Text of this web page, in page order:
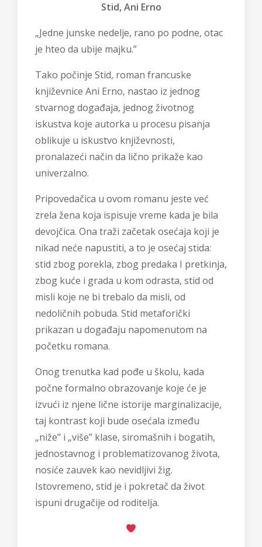
Stid, Ani Erno
„Jedne junske nedelje, rano po podne, otac
je hteo da ubije majku.”
Tako počinje Stid, roman francuske
književnice Ani Erno, nastao iz jednog
stvarnog događaja, jednog životnog
iskustva koje autorka u procesu pisanja
oblikuje u iskustvo književnosti,
pronalazeći način da lično prikaže kao
univerzalno.
Pripovedačica u ovom romanu jeste već
zrela žena koja ispisuje vreme kada je bila
devojčica. Ona traži začetak osećaja koji je
nikad neće napustiti, a to je osećaj stida:
stid zbog porekla, zbog predaka I pretkinja,
zbog kuće i grada u kom odrasta, stid od
misli koje ne bi trebalo da misli, od
nedoličnih pobuda. Stid metaforički
prikazan u događaju napomenutom na
početku romana.
Onog trenutka kad pođe u školu, kada
počne formalno obrazovanje koje će je
izvući iz njene lične istorije marginalizacije,
taj kontrast koji bude osećala između
„niže” i „više” klase, siromašnih i bogatih,
jednostavnog i problematizovanog života,
nosiće zauvek kao nevidljivi žig.
Istovremeno, stid je i pokretač da život
ispuni drugačije od roditelja.